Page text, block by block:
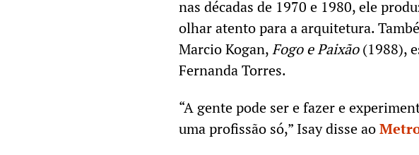
nas décadas de 1970 e 1980, ele
olhar atento para a arquitetura.
Marcio Kogan,Fogo e Paixão(1988),
Fernanda Torres.
“A gente pode ser e fazer e
uma profissão só,” Isay disse ao